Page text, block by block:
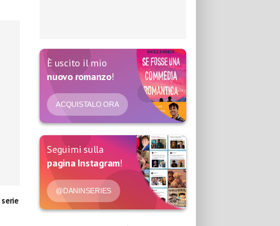
serie
È uscito il mio
nuovo romanzo!
ACQUISTALO ORA
Seguimi sulla
pagina Instagram!
@DANINSERIES